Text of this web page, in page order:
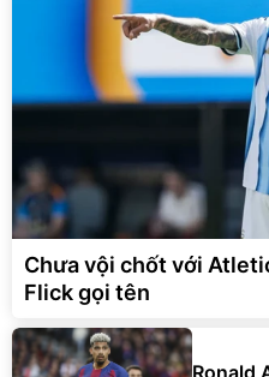
Chưa vội chốt với
Flick gọi tên
Ronald